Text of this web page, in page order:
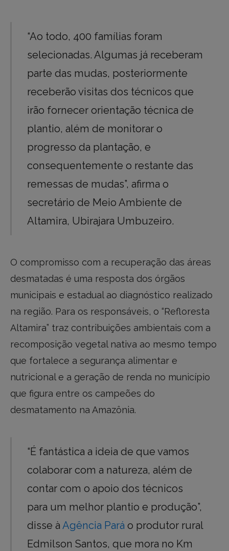
“Ao todo, 400 famílias foram
selecionadas. Algumas já receberam
parte das mudas, posteriormente
receberão visitas dos técnicos que
irão fornecer orientação técnica de
plantio, além de monitorar o
progresso da plantação, e
consequentemente o restante das
remessas de mudas”, afirma o
secretário de Meio Ambiente de
Altamira, Ubirajara Umbuzeiro.
O compromisso com a recuperação das áreas
desmatadas é uma resposta dos órgãos
municipais e estadual ao diagnóstico realizado
na região. Para os responsáveis, o “Refloresta
Altamira” traz contribuições ambientais com a
recomposição vegetal nativa ao mesmo tempo
que fortalece a segurança alimentar e
nutricional e a geração de renda no município
que figura entre os campeões do
desmatamento na Amazônia.
“É fantástica a ideia de que vamos
colaborar com a natureza, além de
contar com o apoio dos técnicos
para um melhor plantio e produção”,
disse àAgência Pará o produtor rural
Edmilson Santos, que mora no Km